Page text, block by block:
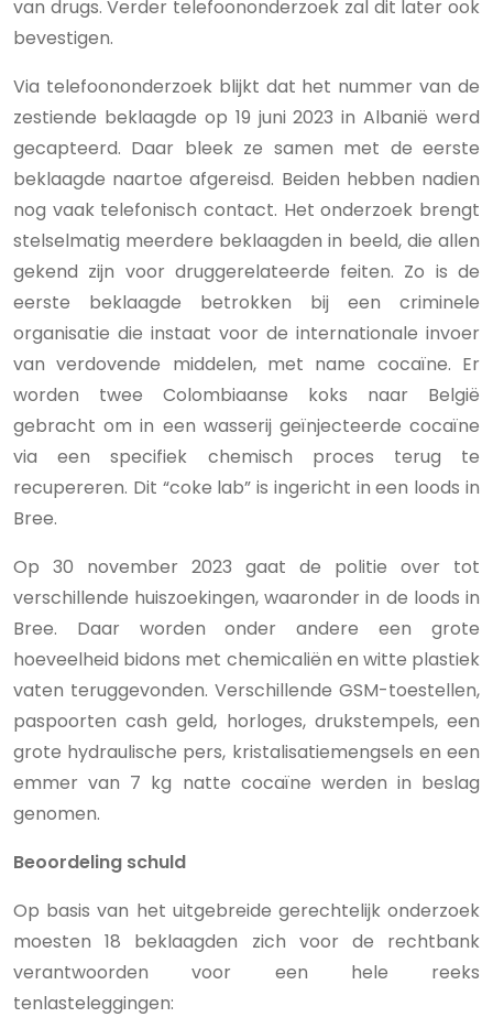
van drugs. Verder telefoononderzoek zal dit later ook
bevestigen.
Via telefoononderzoek blijkt dat het nummer van de
zestiende beklaagde op 19 juni 2023 in Albanië werd
gecapteerd. Daar bleek ze samen met de eerste
beklaagde naartoe afgereisd. Beiden hebben nadien
nog vaak telefonisch contact. Het onderzoek brengt
stelselmatig meerdere beklaagden in beeld, die allen
gekend zijn voor druggerelateerde feiten. Zo is de
eerste beklaagde betrokken bij een criminele
organisatie die instaat voor de internationale invoer
van verdovende middelen, met name cocaïne. Er
worden twee Colombiaanse koks naar België
gebracht om in een wasserij geïnjecteerde cocaïne
via een specifiek chemisch proces terug te
recupereren. Dit “coke lab” is ingericht in een loods in
Bree.
Op 30 november 2023 gaat de politie over tot
verschillende huiszoekingen, waaronder in de loods in
Bree. Daar worden onder andere een grote
hoeveelheid bidons met chemicaliën en witte plastiek
vaten teruggevonden. Verschillende GSM-toestellen,
paspoorten cash geld, horloges, drukstempels, een
grote hydraulische pers, kristalisatiemengsels en een
emmer van 7 kg natte cocaïne werden in beslag
genomen.
Beoordeling schuld
Op basis van het uitgebreide gerechtelijk onderzoek
moesten 18 beklaagden zich voor de rechtbank
verantwoorden voor een hele reeks
tenlasteleggingen: